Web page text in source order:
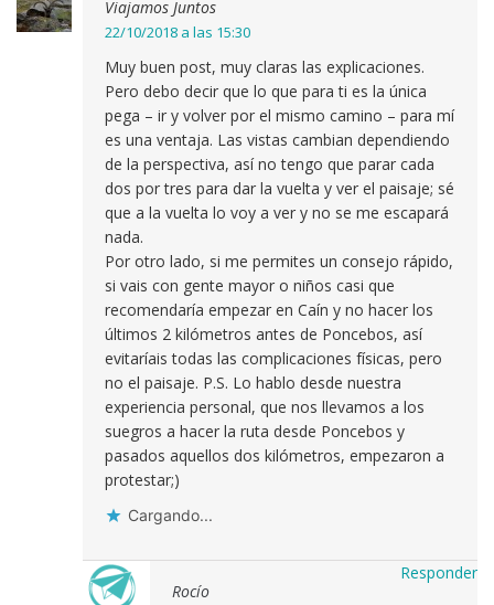
Viajamos Juntos
22/10/2018 a las 15:30
Muy buen post, muy claras las explicaciones.
Pero debo decir que lo que para ti es la única
pega – ir y volver por el mismo camino – para mí
es una ventaja. Las vistas cambian dependiendo
de la perspectiva, así no tengo que parar cada
dos por tres para dar la vuelta y ver el paisaje; sé
que a la vuelta lo voy a ver y no se me escapará
nada.
Por otro lado, si me permites un consejo rápido,
si vais con gente mayor o niños casi que
recomendaría empezar en Caín y no hacer los
últimos 2 kilómetros antes de Poncebos, así
evitaríais todas las complicaciones físicas, pero
no el paisaje. P.S. Lo hablo desde nuestra
experiencia personal, que nos llevamos a los
suegros a hacer la ruta desde Poncebos y
pasados aquellos dos kilómetros, empezaron a
protestar;)
Cargando...
Rocío
Responder